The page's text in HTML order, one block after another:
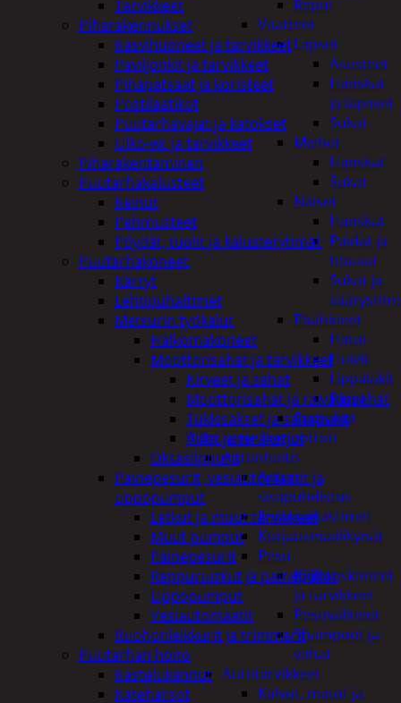
Reput
Vaatteet
Lapset
Asusteet
Hanskat
ja lapaset
Sukat
Miehet
Hanskat
Sukat
Naiset
Hanskat
Paidat ja
housut
Sukat ja
Päähineet
Hatut
Huivit
Lippalakit
Pipot
Sadeasut
Auto, vene ja moottori
Autonhoito
Auton
sisäpuhdistus
Ilmanraikastimet
Korjausmaalikynät
Pesu
Kiillotuskoneet
ja tarvikkeet
Pesuvälineet
Shampoot ja
vahat
Autotarvikkeet
Kalvot, matot ja
Tarvikkeet
Piharakennukset
Kasvihuoneet ja tarvikkeet
Paviljonkit ja tarvikkeet
Pihapatsaat ja koristeet
Postilaatikot
Puutarhavajat ja katokset
Ulko-wc ja tarvikkeet
Piharakentaminen
Puutarhakalusteet
Keinut
Pehmusteet
Pöydät, tuolit ja kalusteryhmät
Puutarhakoneet
Kärryt
Lehtipuhaltimet
Metsurin työkalut
Halkomakoneet
Moottorisahat ja tarvikkeet
Kirveet ja sahat
Moottorisahat ja raivaussahat
Tukkisakset ja sahapukit
Viilat ja teräketjut
Oksasilppurit
Painepesurit, vesiautomaatit ja
uppopumput
Letkut ja muut tarvikkeet
Muut pumput
Painepesurit
Reppuruiskut ja painepullot
Uppopumput
Vesiautomaatit
Ruohonleikkurit ja trimmerit
Puutarhan hoito
Kastelukannut
Kateharsot